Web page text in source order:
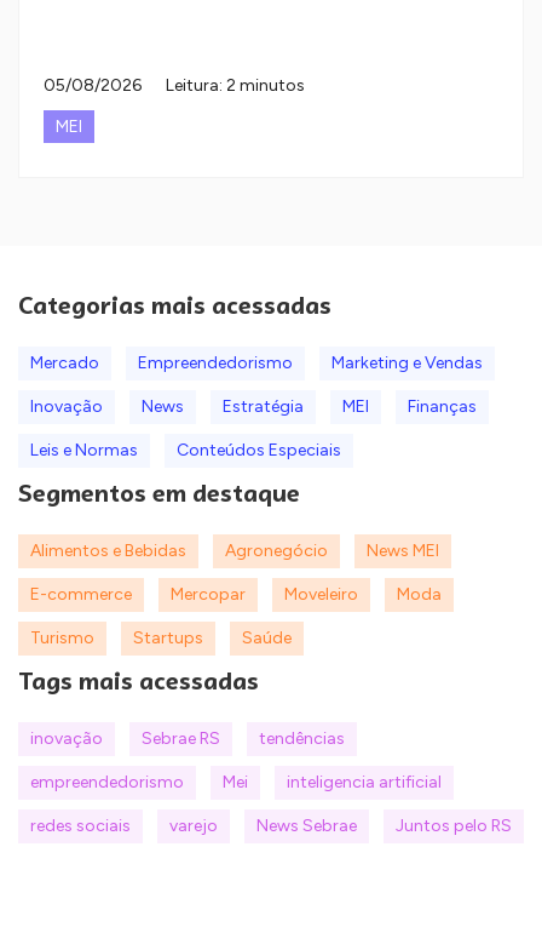
05/08/2026
Leitura: 2 minutos
MEI
Categorias mais acessadas
Mercado Empreendedorismo Marketing e Vendas
Inovação News Estratégia MEI Finanças
Leis e Normas Conteúdos Especiais
Segmentos em destaque
Alimentos e Bebidas Agronegócio News MEI
E-commerce Mercopar Moveleiro Moda
Turismo Startups Saúde
Tags mais acessadas
inovação Sebrae RS tendências
empreendedorismo Mei inteligencia artificial
redes sociais varejo News Sebrae Juntos pelo RS